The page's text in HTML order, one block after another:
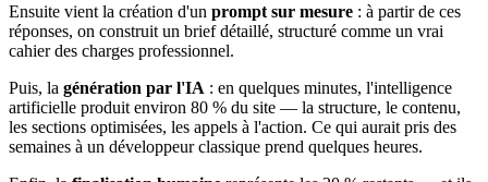
Ensuite vient la création d'un prompt sur mesure : à partir de ces
réponses, on construit un brief détaillé, structuré comme un vrai
cahier des charges professionnel.
Puis, la génération par l'IA : en quelques minutes, l'intelligence
artificielle produit environ 80 % du site — la structure, le contenu,
les sections optimisées, les appels à l'action. Ce qui aurait pris des
semaines à un développeur classique prend quelques heures.